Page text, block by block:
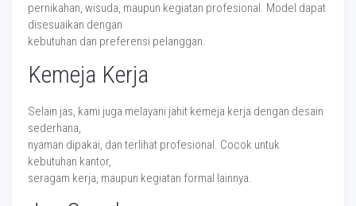
pernikahan, wisuda, maupun kegiatan profesional. Model dapat
disesuaikan dengan
kebutuhan dan preferensi pelanggan.
Kemeja Kerja
Selain jas, kami juga melayani jahit kemeja kerja dengan desain
sederhana,
nyaman dipakai, dan terlihat profesional. Cocok untuk
kebutuhan kantor,
seragam kerja, maupun kegiatan formal lainnya.